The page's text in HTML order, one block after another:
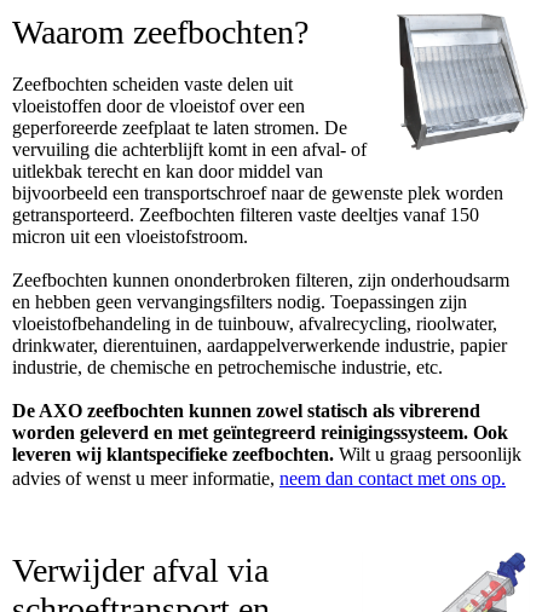
Waarom zeefbochten?
Zeefbochten scheiden vaste delen uit
vloeistoffen door de vloeistof over een
geperforeerde zeefplaat te laten stromen. De
vervuiling die achterblijft komt in een afval- of
uitlekbak terecht en kan door middel van
bijvoorbeeld een transportschroef naar de gewenste plek worden
getransporteerd. Zeefbochten filteren vaste deeltjes vanaf 150
micron uit een vloeistofstroom.
Zeefbochten kunnen ononderbroken filteren, zijn onderhoudsarm
en hebben geen vervangingsfilters nodig. Toepassingen zijn
vloeistofbehandeling in de tuinbouw, afvalrecycling, rioolwater,
drinkwater, dierentuinen, aardappelverwerkende industrie, papier
industrie, de chemische en petrochemische industrie, etc.
De AXO zeefbochten kunnen zowel statisch als vibrerend
worden geleverd en met geïntegreerd reinigingssysteem. Ook
leveren wij klantspecifieke zeefbochten. Wilt u graag persoonlijk
advies of wenst u meer informatie, neem dan contact met ons op.
Verwijder afval via